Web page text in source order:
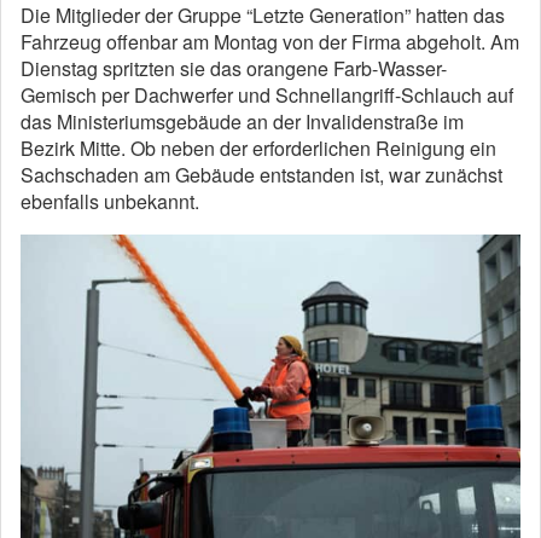
Die Mitglieder der Gruppe “Letzte Generation” hatten das
Fahrzeug offenbar am Montag von der Firma abgeholt. Am
Dienstag spritzten sie das orangene Farb-Wasser-
Gemisch per Dachwerfer und Schnellangriff-Schlauch auf
das Ministeriumsgebäude an der Invalidenstraße im
Bezirk Mitte. Ob neben der erforderlichen Reinigung ein
Sachschaden am Gebäude entstanden ist, war zunächst
ebenfalls unbekannt.